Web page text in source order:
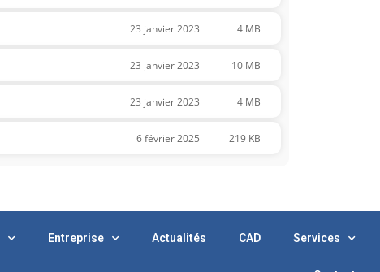
23 janvier 2023 4 MB
23 janvier 2023 10 MB
23 janvier 2023 4 MB
6 février 2025 219 KB
Entreprise Actualités CAD Services